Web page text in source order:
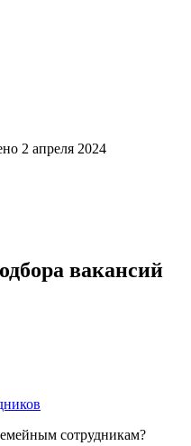
2 апреля 2024
вакансий
сотрудникам?